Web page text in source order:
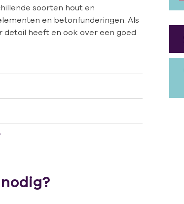
soorten hout en
en betonfunderingen. Als
heeft en ook over een goed